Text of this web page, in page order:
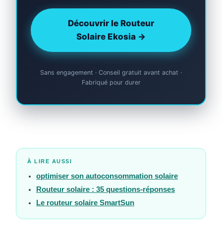
Découvrir le Routeur
Solaire Ekosia →
Sans engagement · Conseil gratuit avant achat ·
Fabriqué pour durer
À LIRE AUSSI
optimiser son autoconsommation solaire
Routeur solaire : 35 questions-réponses
Le routeur solaire SmartSun